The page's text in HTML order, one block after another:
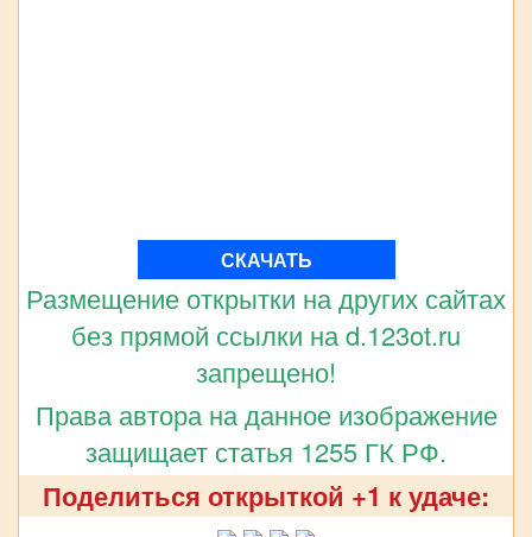
СКАЧАТЬ
Размещение открытки на других сайтах
без прямой ссылки на d.123ot.ru
запрещено!
Права автора на данное изображение
защищает статья 1255 ГК РФ.
Поделиться открыткой +1 к удаче: